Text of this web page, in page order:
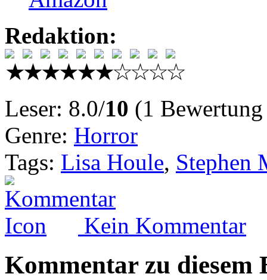
Redaktion:
Leser: 8.0/10 (1
Genre: Horror
Tags: Lisa Houle, Stephen
Kein Kommentar
Kommentar zu diesem